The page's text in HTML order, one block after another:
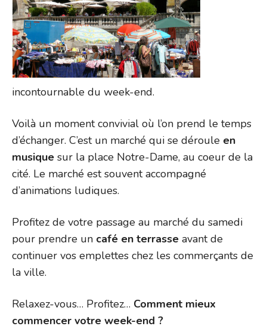
incontournable du week-end.
Voilà un moment convivial où l’on prend le temps
d’échanger. C’est un marché qui se déroule en
musique sur la place Notre-Dame, au coeur de la
cité. Le marché est souvent accompagné
d’animations ludiques.
Profitez de votre passage au marché du samedi
pour prendre un café en terrasse avant de
continuer vos emplettes chez les commerçants de
la ville.
Relaxez-vous… Profitez… Comment mieux
commencer votre week-end ?